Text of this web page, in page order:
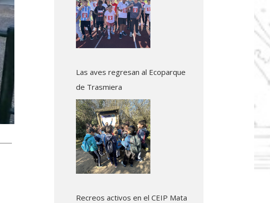
Las aves regresan al Ecoparque
de Trasmiera
Recreos activos en el CEIP Mata